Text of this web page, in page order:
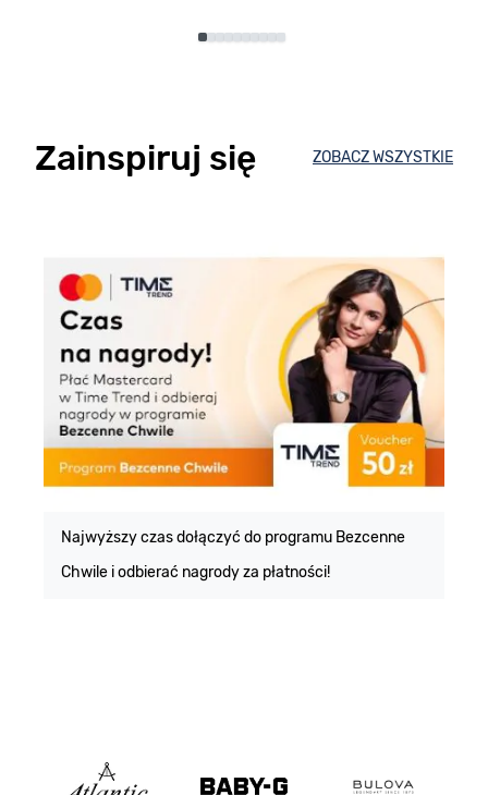
Zainspiruj się ZOBACZ WSZYSTKIE
Najwyższy czas dołączyć do programu Bezcenne
Chwile i odbierać nagrody za płatności!